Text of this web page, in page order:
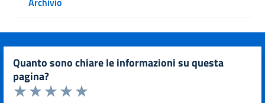
quanto sono chiare le informazioni su questa
pagina?
Valuta da 1 a 5 stelle la pagina